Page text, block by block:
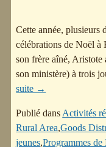
Cette année, plusieurs
célébrations de Noël à
son frère aîné, Aristote
son ministère) à trois
suite →
Publié dansActivités
Rural Area,Goods
jeunes,Programmes